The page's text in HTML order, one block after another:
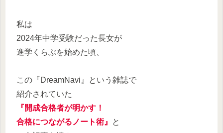
私は
2024年中学受験だった長女が
進学くらぶを始めた頃、
この『DreamNavi』という雑誌で
紹介されていた
『開成合格者が明かす！
合格につながるノート術』
と